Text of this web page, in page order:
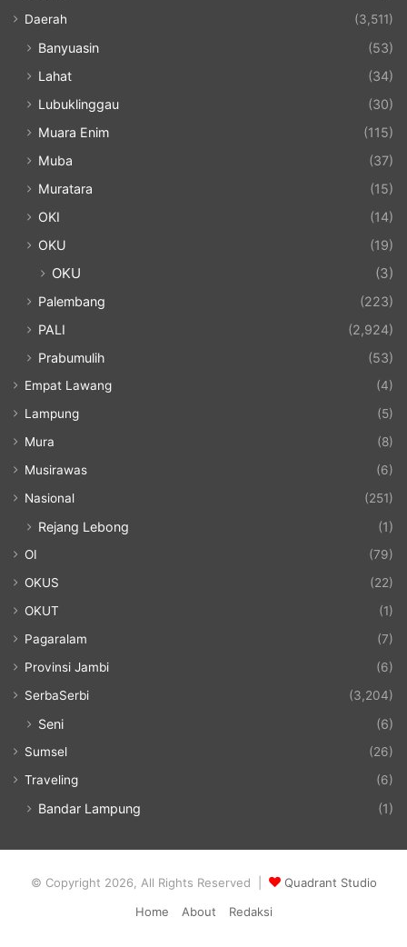
Daerah
(3,511)
Banyuasin
(53)
Lahat
(34)
Lubuklinggau
(30)
Muara Enim
(115)
Muba
(37)
Muratara
(15)
OKI
(14)
OKU
(19)
OKU (3)
Palembang
(223)
PALI
(2,924)
Prabumulih
(53)
Empat Lawang
(4)
Lampung
(5)
Mura
(8)
Musirawas
(6)
Nasional
(251)
Rejang Lebong (1)
OI
(79)
OKUS
(22)
OKUT
(1)
Pagaralam
(7)
Provinsi Jambi
(6)
SerbaSerbi
(3,204)
Seni (6)
Sumsel
(26)
Traveling
(6)
Bandar Lampung (1)
© Copyright 2026, All Rights Reserved |
Quadrant Studio
Home
About Redaksi